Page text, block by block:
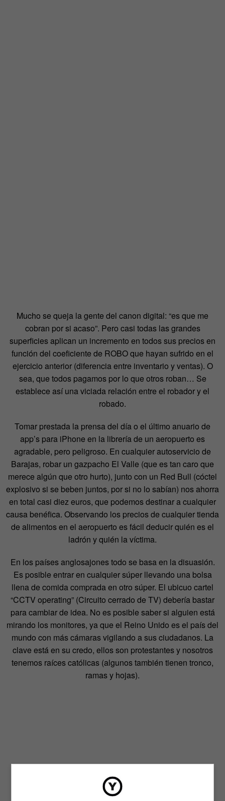
Mucho se queja la gente del canon digital: “es que me
cobran por si acaso”. Pero casi todas las grandes
superficies aplican un incremento en todos sus precios en
función del coeficiente de ROBO que hayan sufrido en el
ejercicio anterior (diferencia entre inventario y ventas). O
sea, que todos pagamos por lo que otros roban… Se
establece así una viciada relación entre el robador y el
robado.
Tomar prestada la prensa del día o el último anuario de
app’s para iPhone en la librería de un aeropuerto es
agradable, pero peligroso. En cualquier autoservicio de
Barajas, robar un gazpacho El Valle (que es tan caro que
merece algún que otro hurto), junto con un Red Bull (cóctel
explosivo si se beben juntos, por si no lo sabían) nos ahorra
en total casi diez euros, que podemos destinar a cualquier
causa benéfica. Observando los precios de cualquier tienda
de alimentos en el aeropuerto es fácil deducir quién es el
ladrón y quién la víctima.
En los países anglosajones todo se basa en la disuasión.
Es posible entrar en cualquier súper llevando una bolsa
llena de comida comprada en otro súper. El ubicuo cartel
“CCTV operating” (Circuito cerrado de TV) debería bastar
para cambiar de idea. No es posible saber si alguien está
mirando los monitores, ya que el Reino Unido es el país del
mundo con más cámaras vigilando a sus ciudadanos. La
clave está en su credo, ellos son protestantes y nosotros
tenemos raíces católicas (algunos también tienen tronco,
ramas y hojas).